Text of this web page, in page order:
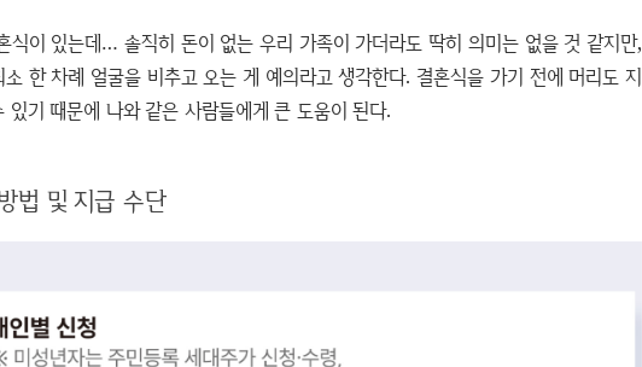
식이 있는데… 솔직히 돈이 없는 우리 가족이 가더라도 딱히 의미는 없을 것 같지만,
한 차례 얼굴을 비추고 오는 게 예의라고 생각한다. 결혼식을 가기 전에 머리도 지
기 때문에 나와 같은 사람들에게 큰 도움이 된다.
법 및 지급 수단